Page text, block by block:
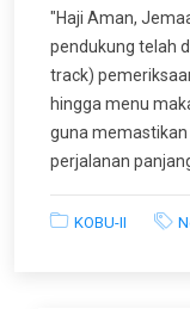
"Haji Aman,
pendukung telah
track)
hingga menu
guna
perjalanan
KOBU-II